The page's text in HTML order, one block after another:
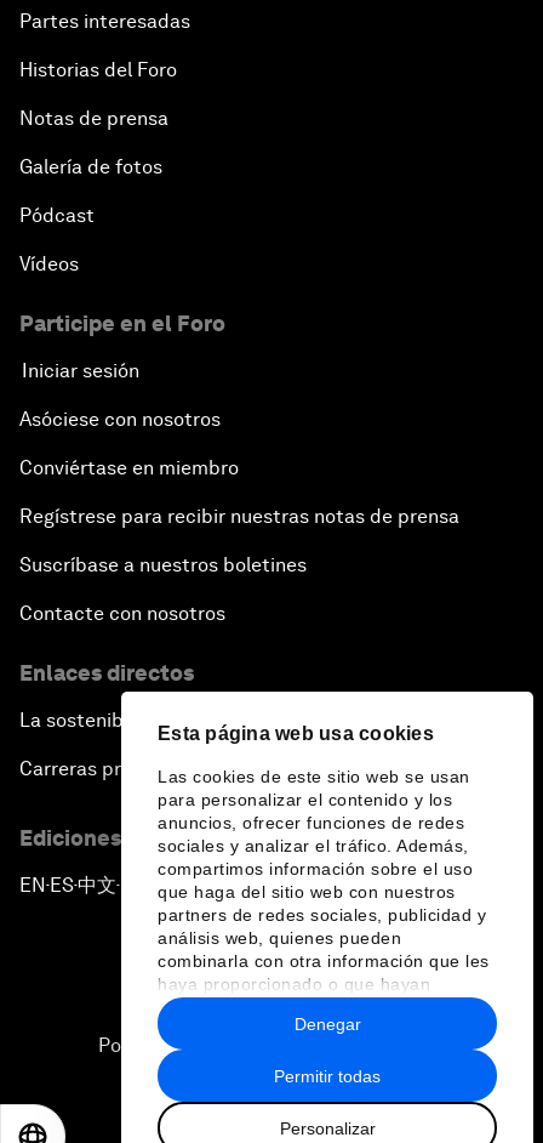
Esta página web usa cookies
Las cookies de este sitio web se usan
para personalizar el contenido y los
anuncios, ofrecer funciones de redes
sociales y analizar el tráfico. Además,
compartimos información sobre el uso
que haga del sitio web con nuestros
partners de redes sociales, publicidad y
análisis web, quienes pueden
combinarla con otra información que les
haya proporcionado o que hayan
recopilado a partir del uso que haya
hecho de sus servicios.
Permitir todas
Personalizar
Denegar
Partes interesadas
Historias del Foro
Notas de prensa
Galería de fotos
Pódcast
Vídeos
Participe en el Foro
Iniciar sesión
Asóciese con nosotros
Conviértase en miembro
Regístrese para recibir nuestras notas de prensa
Suscríbase a nuestros boletines
Contacte con nosotros
Enlaces directos
La sostenibilidad en el Foro
Carreras profesionales
Ediciones en otros idiomas
EN ▪ES▪中文▪ 日本語
Política de privacidad y normas de uso
Sitemap
2026 Foro Económico Mundial